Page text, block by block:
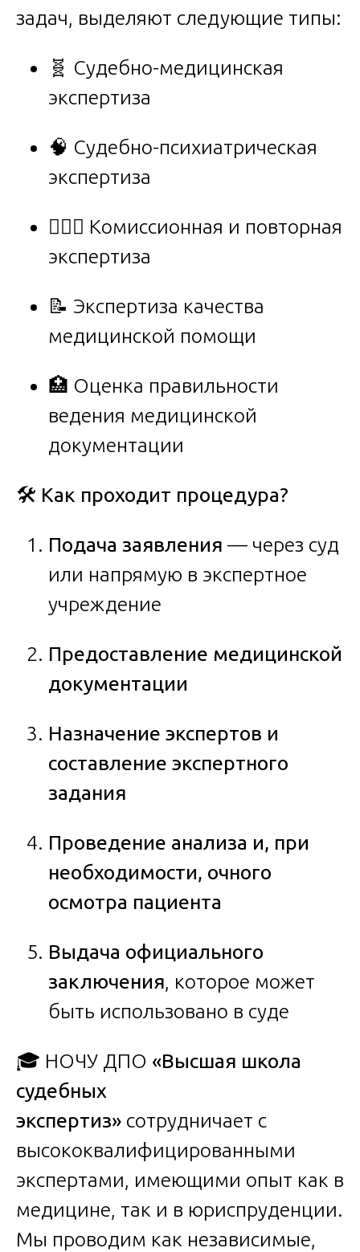
задач, выделяют следующие типы:
🧬 Судебно-медицинская
экспертиза
🧠 Судебно-психиатрическая
экспертиза
👨‍👩‍⚕️ Комиссионная и повторная
экспертиза
📝 Экспертиза качества
медицинской помощи
🏥 Оценка правильности
ведения медицинской
документации
🛠 Как проходит процедура?
Подача заявления — через суд
или напрямую в экспертное
учреждение
Предоставление медицинской
документации
Назначение экспертов и
составление экспертного
задания
Проведение анализа и, при
необходимости, очного
осмотра пациента
Выдача официального
заключения, которое может
быть использовано в суде
🎓 НОЧУ ДПО «Высшая школа
судебных
экспертиз» сотрудничает с
высококвалифицированными
экспертами, имеющими опыт как в
медицине, так и в юриспруденции.
Мы проводим как независимые,